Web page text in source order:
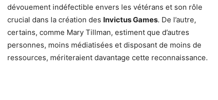
dévouement indéfectible envers les vétérans et son rôle
crucial dans la création des Invictus Games. De l’autre,
certains, comme Mary Tillman, estiment que d’autres
personnes, moins médiatisées et disposant de moins de
ressources, mériteraient davantage cette reconnaissance.